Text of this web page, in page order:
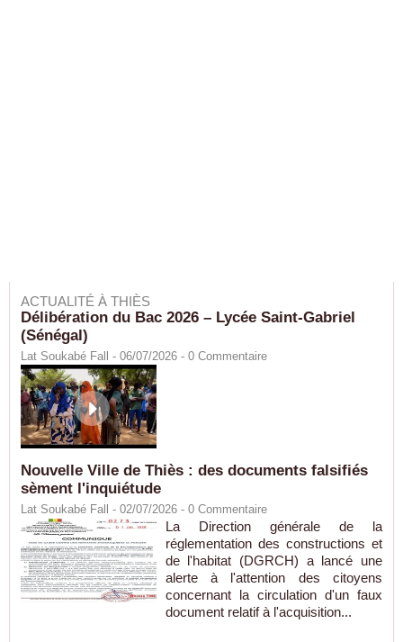
ACTUALITÉ À THIÈS
Délibération du Bac 2026 – Lycée Saint-Gabriel
(Sénégal)
Lat Soukabé Fall - 06/07/2026 - 0 Commentaire
Nouvelle Ville de Thiès : des documents falsifiés
sèment l'inquiétude
Lat Soukabé Fall - 02/07/2026 - 0 Commentaire
La Direction générale de la
réglementation des constructions et
de l'habitat (DGRCH) a lancé une
alerte à l'attention des citoyens
concernant la circulation d'un faux
document relatif à l'acquisition...